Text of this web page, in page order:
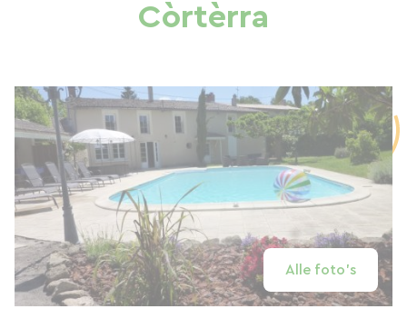
Còrtèrra
Alle foto's